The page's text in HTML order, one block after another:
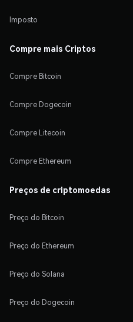
Imposto
Compre mais Criptos
Compre Bitcoin
Compre Dogecoin
Compre Litecoin
Compre Ethereum
Preços de criptomoedas
Preço do Bitcoin
Preço do Ethereum
Preço do Solana
Preço do Dogecoin